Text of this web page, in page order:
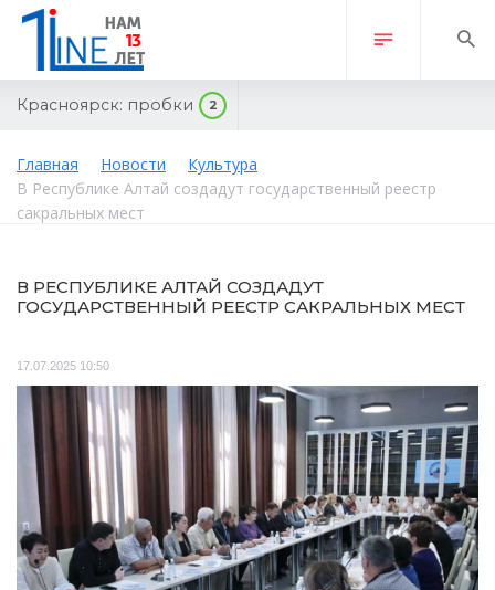
Красноярск: пробки 2
Главная Новости
Культура
В Республике Алтай создадут государственный реестр
сакральных мест
В РЕСПУБЛИКЕ АЛТАЙ СОЗДАДУТ
ГОСУДАРСТВЕННЫЙ РЕЕСТР САКРАЛЬНЫХ МЕСТ
17.07.2025 10:50